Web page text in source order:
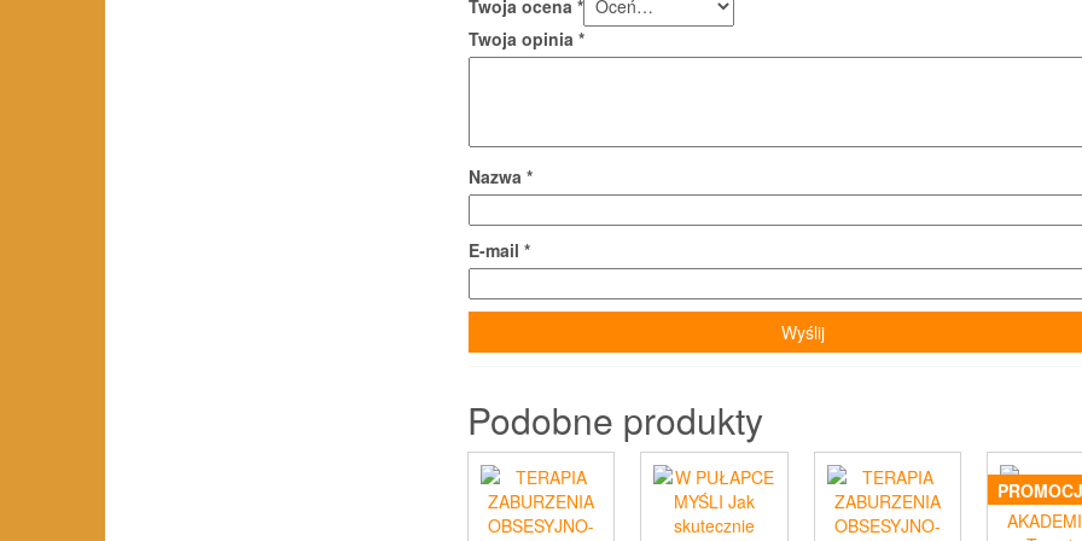
Twoja ocena *
Twoja opinia *
Nazwa *
E-mail *
Podobne produkty